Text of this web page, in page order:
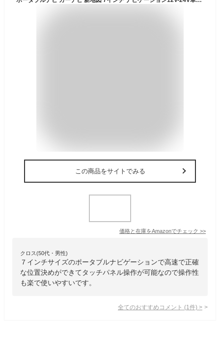
この商品をサイトでみる
価格と在庫をAmazonでチェック >>
クロス(50代・男性)
７インチサイズのポータブルナビゲーションで高速で正確
な位置決めができてタッチパネル操作が可能なので操作性
も楽で使いやすいです。
全てのおすすめコメント (1 件) >